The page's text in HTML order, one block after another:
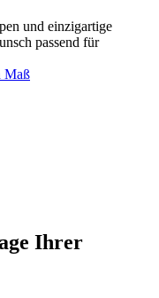
und einzigartige
passend für
Maß
Ihrer